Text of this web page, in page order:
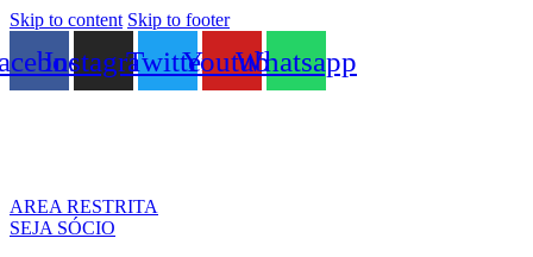
Skip to content Skip to footer
InstagramTwitterYoutubeWhatsapp
AREA RESTRITA
SEJA SÓCIO